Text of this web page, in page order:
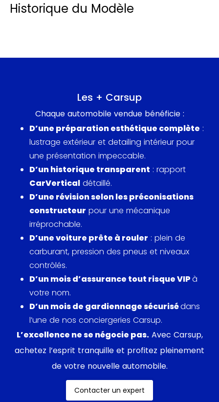
Historique du Modèle
Les + Carsup
Chaque automobile vendue bénéficie :
D’une préparation esthétique complète :
lustrage extérieur et detailing intérieur pour
une présentation impeccable.
D’un historique transparent : rapport
CarVertical détaillé.
D’une révision selon les préconisations
constructeur pour une mécanique
irréprochable.
D’une voiture prête à rouler : plein de
carburant, pression des pneus et niveaux
contrôlés.
D’un mois d’assurance tout risque VIPà
votre nom.
D’un mois de gardiennage sécurisédans
l’une de nos conciergeries Carsup.
L’excellence ne se négocie pas.Avec Carsup,
achetez l’esprit tranquille et profitez pleinement
de votre nouvelle automobile.
Contacter un expert